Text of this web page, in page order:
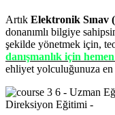
Artık Elektronik Sınav
donanımlı bilgiye
şekilde yönetmek için,
danışmanlık için
ehliyet yolculuğunuza en